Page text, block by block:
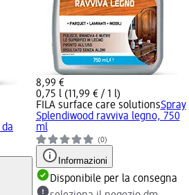
8,99 €
0,75 l (11,99 € / 1 l)
FILA surface care solutionsSpray
Splendiwood ravviva legno, 750
ml
(0)
Informazioni
Disponibile per la consegna